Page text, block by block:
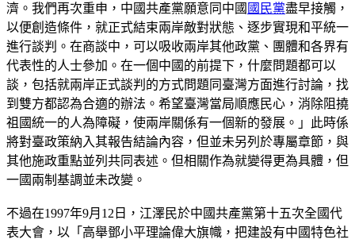
濟。我們再次重申，中國共產黨願意同中國 國民黨盡早接觸，
以便創造條件，就正式結束兩岸敵對狀態、逐步實現和平統一
進行談判。在商談中，可以吸收兩岸其他政黨、團體和各界有
代表性的人士參加。在一個中國的前提下，什麼問題都可以
談，包括就兩岸正式談判的方式問題同臺灣方面進行討論，找
到雙方都認為合適的辦法。希望臺灣當局順應民心，消除阻撓
祖國統一的人為障礙，使兩岸關係有一個新的發展。」此時係
將對臺政策納入其報告結論內容，但並未另列於專屬章節，與
其他施政重點並列共同表述。但相關作為就變得更為具體，但
一國兩制基調並未改變。
不過在1997年9月12日，江澤民於中國共產黨第十五次全國代
表大會，以「高舉鄧小平理論偉大旗幟，把建設有中國特色社